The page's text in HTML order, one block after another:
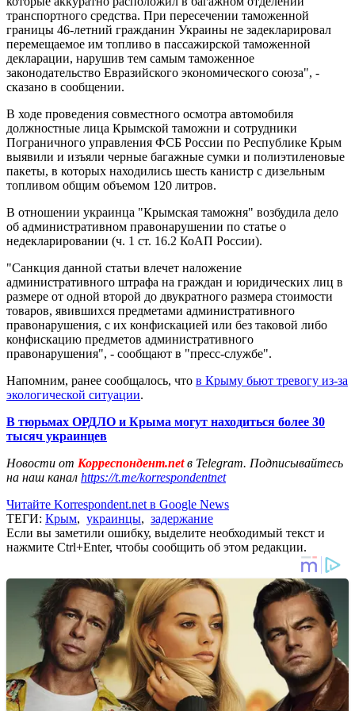
транспортного средства. При пересечении таможенной
границы 46-летний гражданин Украины не задекларировал
перемещаемое им топливо в пассажирской таможенной
декларации, нарушив тем самым таможенное
законодательство Евразийского экономического союза", -
сказано в сообщении.
В ходе проведения совместного осмотра автомобиля
должностные лица Крымской таможни и сотрудники
Пограничного управления ФСБ России по Республике Крым
выявили и изъяли черные багажные сумки и полиэтиленовые
пакеты, в которых находились шесть канистр с дизельным
топливом общим объемом 120 литров.
В отношении украинца "Крымская таможня" возбудила дело
об административном правонарушении по статье о
недекларировании (ч. 1 ст. 16.2 КоАП России).
"Санкция данной статьи влечет наложение
административного штрафа на граждан и юридических лиц в
размере от одной второй до двукратного размера стоимости
товаров, явившихся предметами административного
правонарушения, с их конфискацией или без таковой либо
конфискацию предметов административного
правонарушения", - сообщают в "пресс-службе".
Напомним, ранее сообщалось, что в Крыму бьют тревогу из-за
экологической ситуации.
В тюрьмах ОРДЛО и Крыма могут находиться более 30
тысяч украинцев
Новости от Корреспондент.netв Telegram. Подписывайтесь
на наш канал https://t.me/korrespondentnet
Читайте Korrespondent.net в Google News
ТЕГИ: Крым, украинцы, задержание
Если вы заметили ошибку, выделите необходимый текст и
нажмите Ctrl+Enter, чтобы сообщить об этом редакции.